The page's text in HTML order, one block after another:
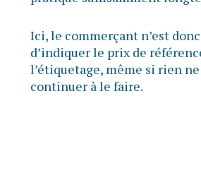
Ici, le commerçant n’est
d’indiquer le prix de
l’étiquetage, même si rien
continuer à le faire.